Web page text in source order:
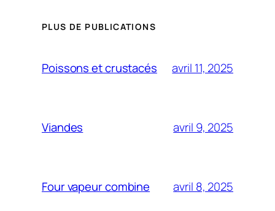
PLUS DE PUBLICATIONS
Poissons et crustacés avril 11, 2025
Viandes avril 9, 2025
Four vapeur combine avril 8, 2025